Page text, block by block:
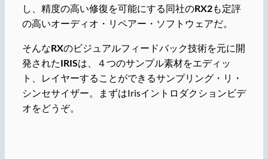
し、精度の高い修復を可能にする同社のRX2も定評
の高いオーディオ・リペアー・ソフトウェアだ。
そんなRXのビジュアルフィードバック技術を元に開
発されたIRISは、４つのサンプル素材をエディッ
ト、レイヤーすることができるサンプリング・リ・
シンセサイザー。まずはIrisイントロダクションビデ
オをどうぞ。